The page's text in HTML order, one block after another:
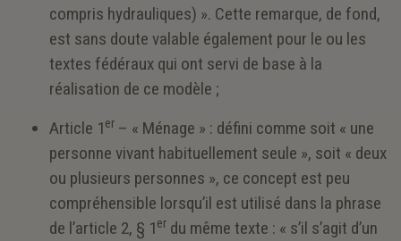
compris hydrauliques) ». Cette remarque, de fond,
est sans doute valable également pour le ou les
textes fédéraux qui ont servi de base à la
réalisation de ce modèle ;
Article 1er – « Ménage » : défini comme soit « une
personne vivant habituellement seule », soit « deux
ou plusieurs personnes », ce concept est peu
compréhensible lorsqu’il est utilisé dans la phrase
de l’article 2, § 1er du même texte : « s’il s’agit d’un